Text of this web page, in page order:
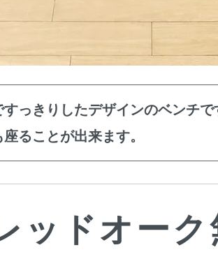
すっきりしたデザインのベンチ
ることが出来ます。
ッドオー